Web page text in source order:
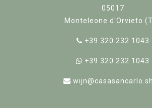
05017
Monteleone d'Orvieto
+39 320 232 1043
+39 320 232 1043